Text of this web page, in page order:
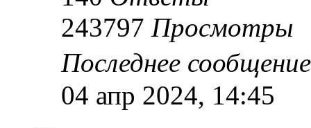
243797 Просмотры
Последнее
04 апр 2024, 14:45